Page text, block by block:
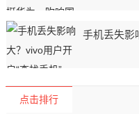
手机丢失影
点击排行